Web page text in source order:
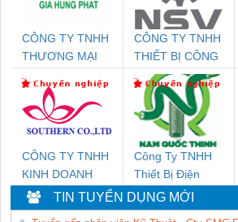
CÔNG TY TNHH
THƯƠNG MẠI
THUẬT ĐIỆN CƠ
GIA HƯNG PHÁT
CÔNG TY TNHH
THIẾT BỊ CÔNG
NGHIỆP NIHON
SETSUBI VIỆT
NAM
CÔNG TY TNHH
KINH DOANH
DỊCH VỤ XNK
PHƯƠNG NAM
Công Ty TNHH
Thiết Bị Điện
Nam Quốc Thịnh
TIN TUYỂN DỤNG MỚI